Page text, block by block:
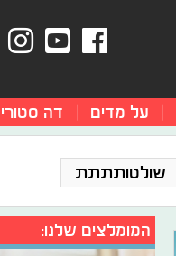
על מדים דה סטורי
שולטותתתת
המומלצים שלנו: